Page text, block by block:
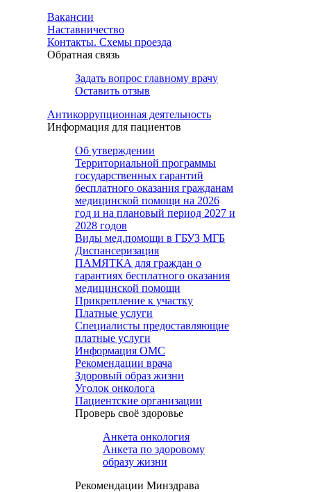
Вакансии
Наставничество
Контакты. Схемы проезда
Обратная связь
Задать вопрос главному врачу
Оставить отзыв
Антикоррупционная деятельность
Информация для пациентов
Об утверждении
Территориальной программы
государственных гарантий
бесплатного оказания гражданам
медицинской помощи на 2026
год и на плановый период 2027 и
2028 годов
Виды мед.помощи в ГБУЗ МГБ
Диспансеризация
ПАМЯТКА для граждан о
гарантиях бесплатного оказания
медицинской помощи
Прикрепление к участку
Платные услуги
Специалисты предоставляющие
платные услуги
Информация ОМС
Рекомендации врача
Здоровый образ жизни
Уголок онколога
Пациентские организации
Проверь своё здоровье
Анкета онкология
Анкета по здоровому
образу жизни
Рекомендации Минздрава